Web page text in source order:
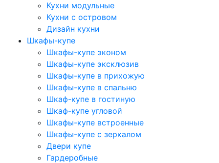
Кухни модульные
Кухни с островом
Дизайн кухни
Шкафы-купе
Шкафы-купе эконом
Шкафы-купе эксклюзив
Шкафы-купе в прихожую
Шкафы-купе в спальню
Шкаф-купе в гостиную
Шкаф-купе угловой
Шкафы-купе встроенные
Шкафы-купе с зеркалом
Двери купе
Гардеробные